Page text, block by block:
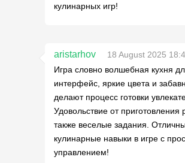
кулинарных игр!
aristarhov
18 August 2025
Игра словно волшебная кухня
интерфейс, яркие цвета и
делают процесс готовки
Удовольствие от
также веселые задания.
кулинарные навыки в игре с
управлением!